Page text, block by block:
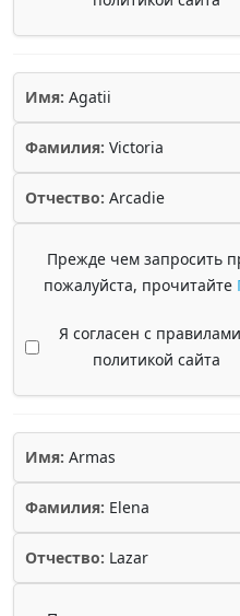
Имя: Agatii
Фамилия: Victoria
Отчество: Arcadie
Прежде чем запросить
пожалуйста, прочитайте
Я согласен с
политикой сайта
Имя: Armas
Фамилия: Elena
Отчество: Lazar